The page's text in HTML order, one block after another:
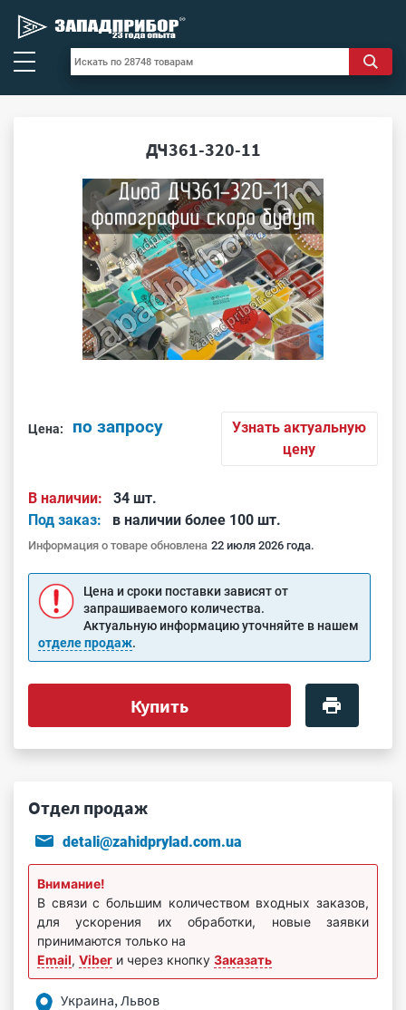
ДЧ361-320-11
Цена: по запросу
Узнать актуальную
цену
В наличии:
34 шт.
Под заказ:
в наличии более 100 шт.
Информация о товаре обновлена 22 июля 2026 года.
Цена и сроки поставки зависят от
запрашиваемого количества.
Актуальную информацию уточняйте в нашем
отделе продаж.
Купить
Отдел продаж
detali@zahidprylad.com.ua
Внимание!
В связи с большим количеством входных заказов,
для ускорения их обработки, новые заявки
принимаются только на
Email, Viber и через кнопку Заказать
Украина, Львов